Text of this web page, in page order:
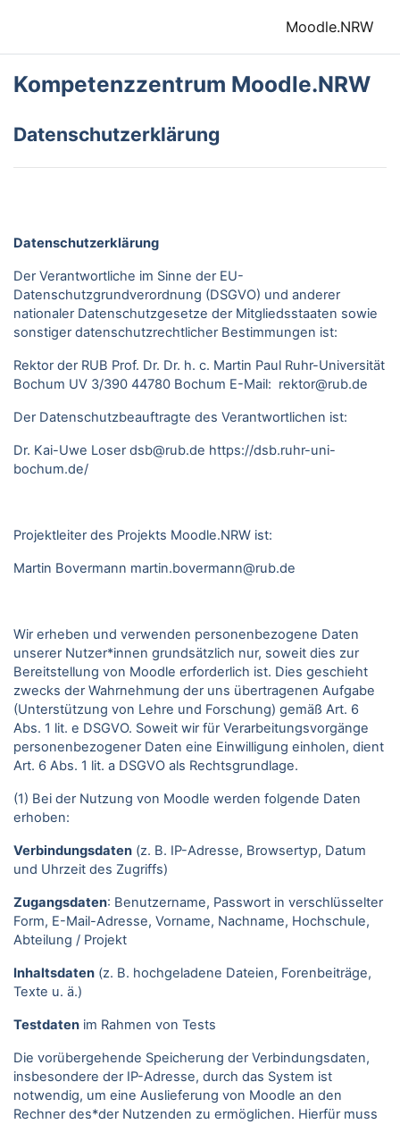
Moodle.NRW
Kompetenzzentrum Moodle.NRW
Datenschutzerklärung
Datenschutzerklärung
Der Verantwortliche im Sinne der EU-
Datenschutzgrundverordnung (DSGVO) und anderer
nationaler Datenschutzgesetze der Mitgliedsstaaten sowie
sonstiger datenschutzrechtlicher Bestimmungen ist:
Rektor der RUB Prof. Dr. Dr. h. c. Martin Paul Ruhr-Universität
Bochum UV 3/390 44780 Bochum E-Mail: rektor@rub.de
Der Datenschutzbeauftragte des Verantwortlichen ist:
Dr. Kai-Uwe Loser dsb@rub.de https://dsb.ruhr-uni-
bochum.de/
Projektleiter des Projekts Moodle.NRW ist:
Martin Bovermann martin.bovermann@rub.de
Wir erheben und verwenden personenbezogene Daten
unserer Nutzer*innen grundsätzlich nur, soweit dies zur
Bereitstellung von Moodle erforderlich ist. Dies geschieht
zwecks der Wahrnehmung der uns übertragenen Aufgabe
(Unterstützung von Lehre und Forschung) gemäß Art. 6
Abs. 1 lit. e DSGVO. Soweit wir für Verarbeitungsvorgänge
personenbezogener Daten eine Einwilligung einholen, dient
Art. 6 Abs. 1 lit. a DSGVO als Rechtsgrundlage.
(1) Bei der Nutzung von Moodle werden folgende Daten
erhoben:
Verbindungsdaten (z. B. IP-Adresse, Browsertyp, Datum
und Uhrzeit des Zugriffs)
Zugangsdaten: Benutzername, Passwort in verschlüsselter
Form, E-Mail-Adresse, Vorname, Nachname, Hochschule,
Abteilung / Projekt
Inhaltsdaten (z. B. hochgeladene Dateien, Forenbeiträge,
Texte u. ä.)
Testdaten im Rahmen von Tests
Die vorübergehende Speicherung der Verbindungsdaten,
insbesondere der IP-Adresse, durch das System ist
notwendig, um eine Auslieferung von Moodle an den
Rechner des*der Nutzenden zu ermöglichen. Hierfür muss